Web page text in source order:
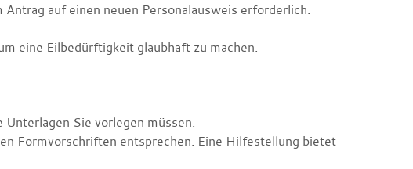
auf einen neuen Personalausweis erforderlich.
eine Eilbedürftigkeit glaubhaft zu machen.
Sie vorlegen müssen.
Formvorschriften entsprechen. Eine Hilfestellung bietet